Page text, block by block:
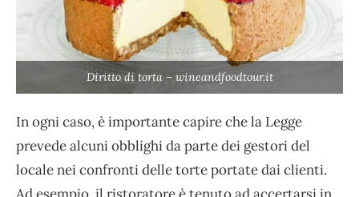
Diritto di torta – wineandfoodtour.it
In ogni caso, è importante capire che la Legge
prevede alcuni obblighi da parte dei gestori del
locale nei confronti delle torte portate dai clienti.